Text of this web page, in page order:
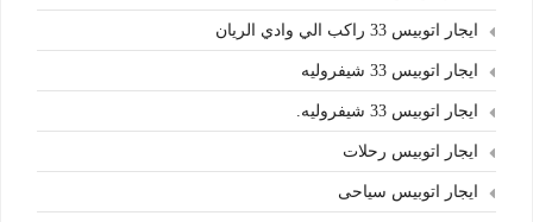
ايجار اتوبيس 33 راكب الي وادي الريان
ايجار اتوبيس 33 شيفروليه
ايجار اتوبيس 33 شيفروليه.
ايجار اتوبيس رحلات
ايجار اتوبيس سياحى